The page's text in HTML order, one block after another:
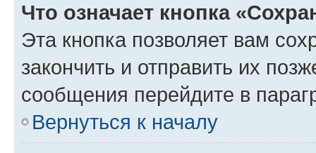
Что означает кнопка
Эта кнопка позволяет вам
закончить и отправить их
сообщения перейдите в
Вернуться к началу